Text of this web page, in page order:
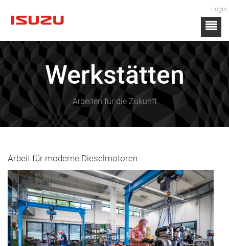
Login
Werkstätten
Arbeiten für die Zukunft
Arbeit für moderne Dieselmotoren